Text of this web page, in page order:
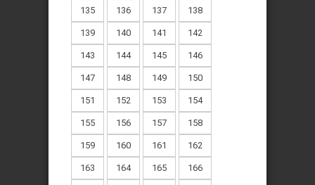
135 136 137 138
139 140 141 142
143 144 145 146
147 148 149 150
151 152 153 154
155 156 157 158
159 160 161 162
163 164 165 166